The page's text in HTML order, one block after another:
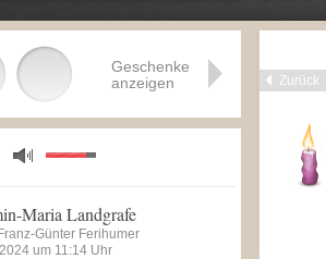
Zurück
Geschenke
anzeigen
Maria Landgrafe
Günter Ferihumer
um 11:14 Uhr